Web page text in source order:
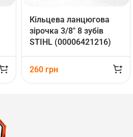
Кільцева ланцюгова
зірочка 3/8″ 8 зубів
STIHL (00006421216)
260 грн